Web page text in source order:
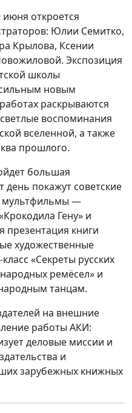
откроется
Юлии Семитко,
Крылова, Ксении
Экспозиция
школы
новым
раскрываются
воспоминания
вселенной, а также
прошлого.
большая
день покажут советские
мультфильмы —
Гену» и
презентация книги
художественные
«Секреты русских
ремёсел» и
танцам.
на внешние
работы АКИ:
деловые миссии и
и
зарубежных книжных